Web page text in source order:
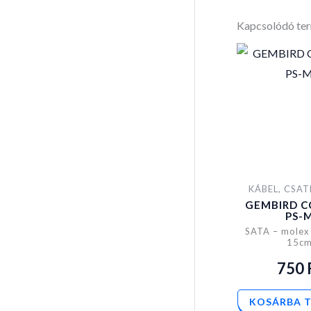
Kapcsolódó
KÁBEL,
GEMBIRD
PS-
SATA –
15cm
750
KOSÁRBA